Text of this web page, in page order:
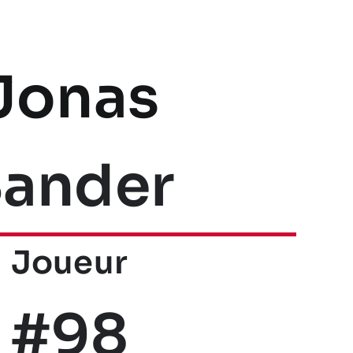
Joueur
#98